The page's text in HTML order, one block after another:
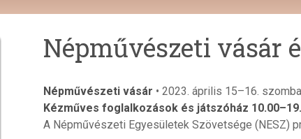
Népművészeti vásár
Népművészeti vásár • 2023. április 15–16.
Kézműves foglalkozások és játszóház
A Népművészeti Egyesületek Szövetsége (NESZ)